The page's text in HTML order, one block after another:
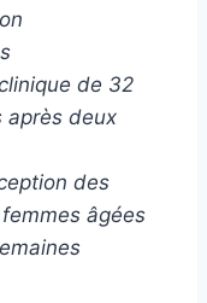
de 32
après deux
des
âgées